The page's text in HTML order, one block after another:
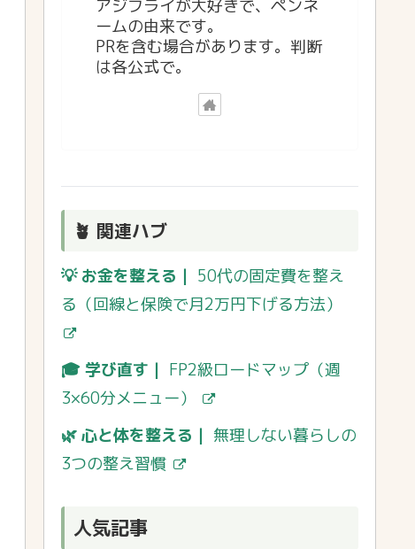
アジフライが大好きで、ペンネ
ームの由来です。
PRを含む場合があります。判断
は各公式で。
🪴 関連ハブ
💡 お金を整える｜ 50代の固定費を整え
る（回線と保険で月2万円下げる方法）
🎓 学び直す｜ FP2級ロードマップ（週
3×60分メニュー）
🌿 心と体を整える｜ 無理しない暮らしの
3つの整え習慣
人気記事